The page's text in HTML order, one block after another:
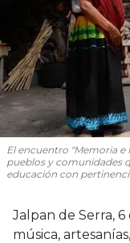
El encuentro "Memoria e
pueblos y comunidades
educación con
Jalpan de Serra,
música,